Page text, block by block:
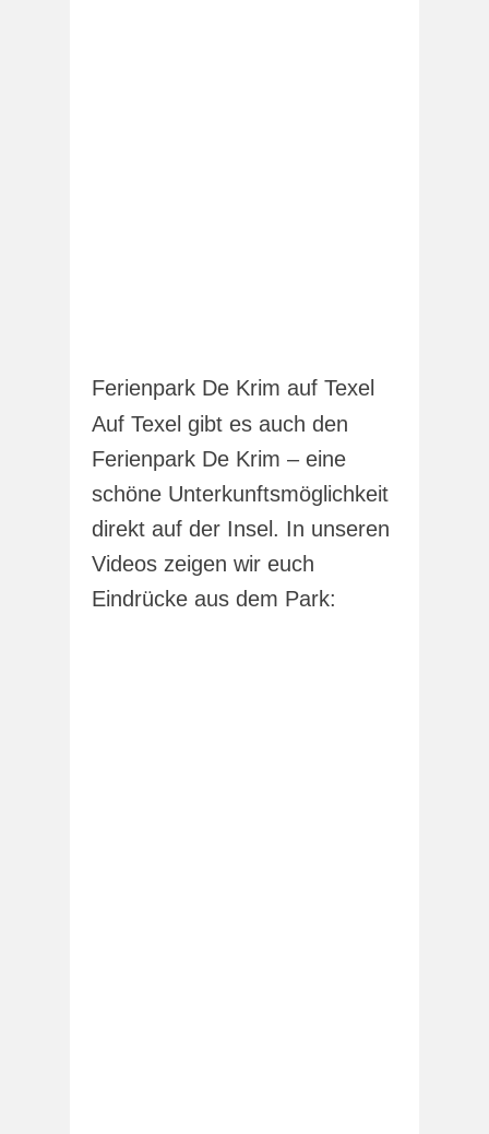
Ferienpark De Krim auf Texel
Auf Texel gibt es auch den
Ferienpark De Krim – eine
schöne Unterkunftsmöglichkeit
direkt auf der Insel. In unseren
Videos zeigen wir euch
Eindrücke aus dem Park: